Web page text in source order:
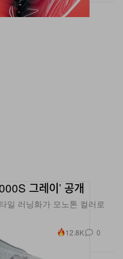
그레이’ 공개
일 러닝화가 모노톤 컬러로
12.8K 0